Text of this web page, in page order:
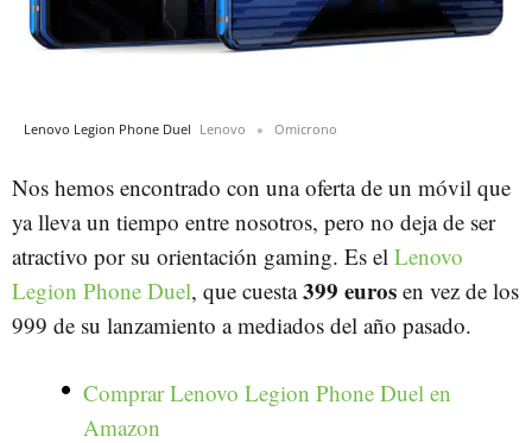
Lenovo Legion Phone Duel Lenovo Omicrono
Nos hemos encontrado con una oferta de un móvil que
ya lleva un tiempo entre nosotros, pero no deja de ser
atractivo por su orientación gaming. Es el Lenovo
Legion Phone Duel, que cuesta399 euros en vez de los
999 de su lanzamiento a mediados del año pasado.
ComprarLenovo Legion Phone Duel en
Amazon